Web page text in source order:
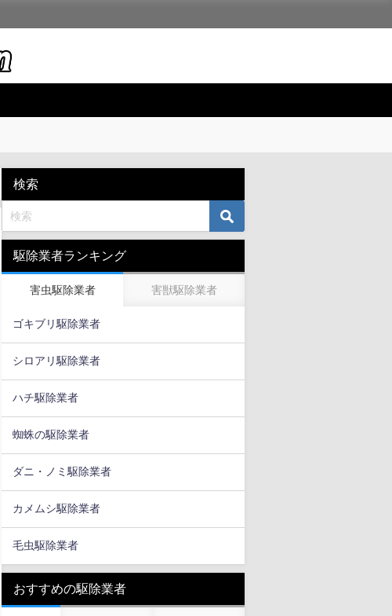
検索
駆除業者ランキング
害虫駆除業者 害獣駆除業者
ゴキブリ駆除業者
シロアリ駆除業者
ハチ駆除業者
蜘蛛の駆除業者
ダニ・ノミ駆除業者
カメムシ駆除業者
毛虫駆除業者
おすすめの駆除業者